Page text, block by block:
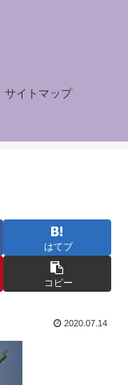
サイトマップ
はてブ
コピー
2020.07.14